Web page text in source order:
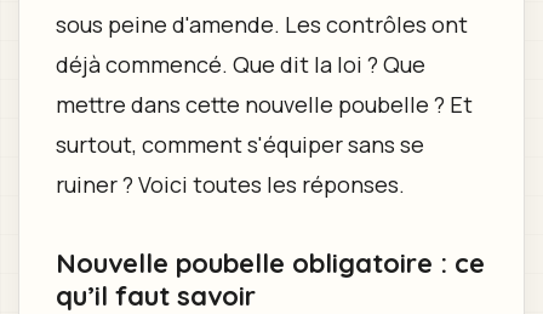
sous peine d'amende. Les contrôles ont
déjà commencé. Que dit la loi ? Que
mettre dans cette nouvelle poubelle ? Et
surtout, comment s'équiper sans se
ruiner ? Voici toutes les réponses.
Nouvelle poubelle obligatoire : ce
qu’il faut savoir